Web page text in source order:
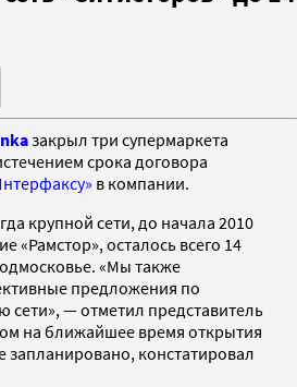
закрыл три супермаркета
срока договора
в компании.
крупной сети, до начала 2010
«Рамстор», осталось всего 14
«Мы также
предложения по
сети», — отметил представитель
на ближайшее время открытия
запланировано, констатировал